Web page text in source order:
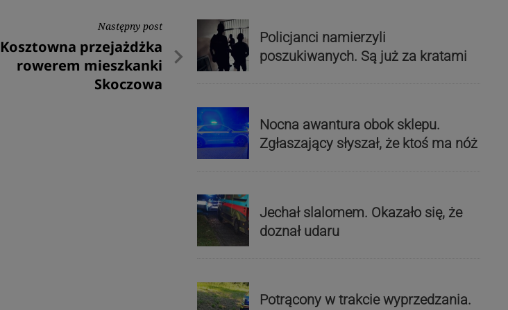
Następny post
Następny
post
Kosztowna przejażdżka
rowerem mieszkanki
Skoczowa
Policjanci namierzyli
poszukiwanych. Są już za kratami
Nocna awantura obok sklepu.
Zgłaszający słyszał, że ktoś ma nóż
Jechał slalomem. Okazało się, że
doznał udaru
Potrącony w trakcie wyprzedzania.